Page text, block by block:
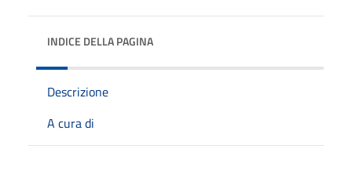
INDICE DELLA PAGINA
Descrizione
A cura di